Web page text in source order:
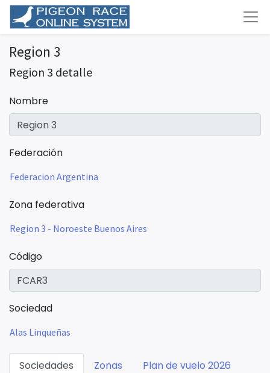
Region 3
Region 3 detalle
Nombre
Federación
Federacion Argentina
Zona federativa
Region 3 - Noroeste Buenos Aires
Código
Sociedad
Alas Linqueñas
Sociedades Zonas Plan de vuelo 2026